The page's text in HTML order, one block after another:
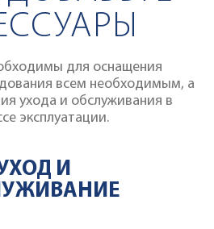
для оснащения
всем необходимым, а
ухода и обслуживания в
эксплуатации.
И
ВОДЫ 7,0